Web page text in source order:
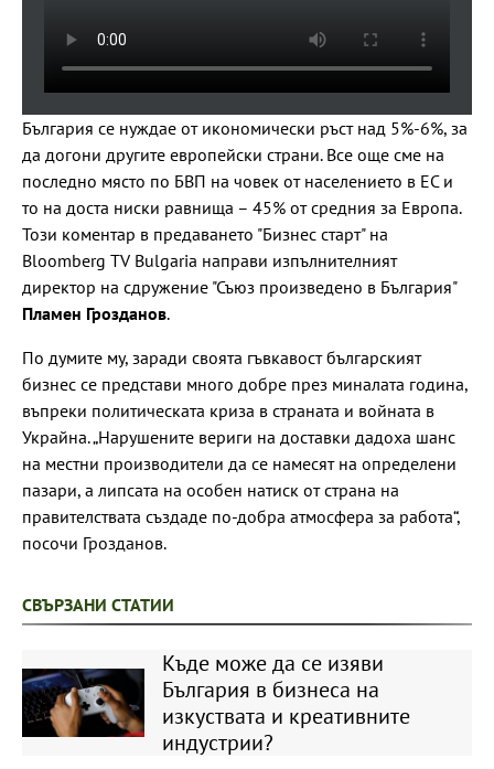
България се нуждае от икономически ръст над 5%-6%, за
да догони другите европейски страни. Все още сме на
последно място по БВП на човек от населението в ЕС и
то на доста ниски равнища – 45% от средния за Европа.
Този коментар в предаването "Бизнес старт" на
Bloomberg TV Bulgaria направи изпълнителният
директор на сдружение "Съюз произведено в България"
Пламен Грозданов.
По думите му, заради своята гъвкавост българският
бизнес се представи много добре през миналата година,
въпреки политическата криза в страната и войната в
Украйна. „Нарушените вериги на доставки дадоха шанс
на местни производители да се намесят на определени
пазари, а липсата на особен натиск от страна на
правителствата създаде по-добра атмосфера за работа“,
посочи Грозданов.
СВЪРЗАНИ СТАТИИ
Къде може да се изяви
България в бизнеса на
изкуствата и креативните
индустрии?